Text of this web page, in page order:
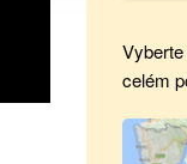
celém